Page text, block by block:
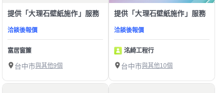
提供「大理石壁紙施作」服務
洽談後報價
富居窗簾
台中市與其他9個
提供「大理石壁紙施作」服務
洽談後報價
洺綺工程行
台中市與其他10個